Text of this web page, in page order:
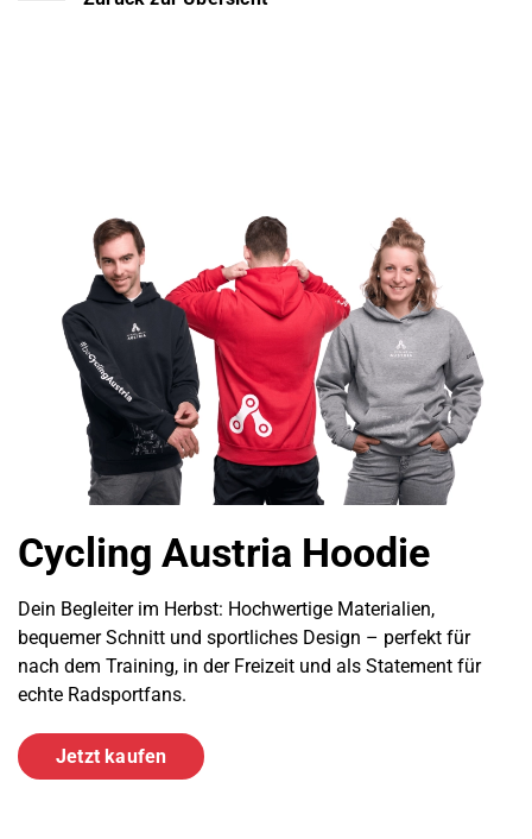
Cycling Austria Hoodie
Dein Begleiter im Herbst: Hochwertige Materialien,
bequemer Schnitt und sportliches Design – perfekt für
nach dem Training, in der Freizeit und als Statement für
echte Radsportfans.
Jetzt kaufen